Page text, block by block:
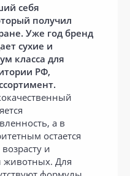
себя
получил
Уже год бренд
сухие и
класса для
РФ,
а в
остается
и
животных. Для